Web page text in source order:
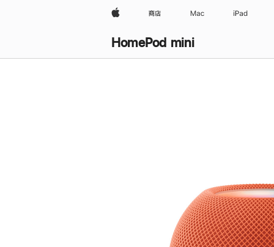
Apple 商店 Mac iPad
HomePod mini